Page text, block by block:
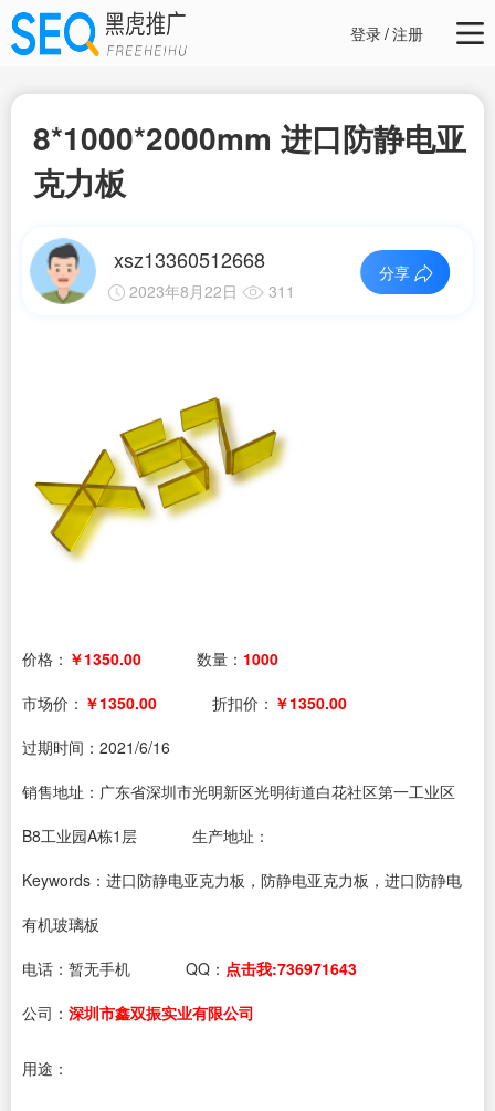
登录/注册
8*1000*2000mm 进口防静电亚
克力板
xsz13360512668
2023年8月22日 311
分享
价格： ￥1350.00 数量： 1000
市场价： ￥1350.00 折扣价： ￥1350.00
过期时间： 2021/6/16
销售地址：广东省深圳市光明新区光明街道白花社区第一工业区
B8工业园A栋1层
生产地址：
Keywords：进口防静电亚克力板，防静电亚克力板，进口防静电
有机玻璃板
电话： 暂无手机 QQ： 点击我:736971643
公司： 深圳市鑫双振实业有限公司
用途：